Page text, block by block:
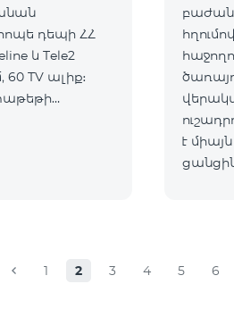
դեպի ՀՀ
և Tele2
60 TV ալիք։
է
1 2 3 4 5 6